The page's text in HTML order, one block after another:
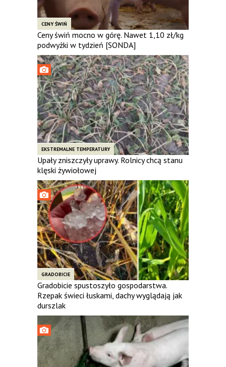
CENY ŚWIŃ
Ceny świń mocno w górę. Nawet 1,10 zł/kg
podwyżki w tydzień [SONDA]
EKSTREMALNE TEMPERATURY
Upały zniszczyły uprawy. Rolnicy chcą stanu
klęski żywiołowej
GRADOBICIE
Gradobicie spustoszyło gospodarstwa.
Rzepak świeci łuskami, dachy wyglądają jak
durszlak